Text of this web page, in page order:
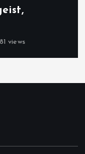
81 views